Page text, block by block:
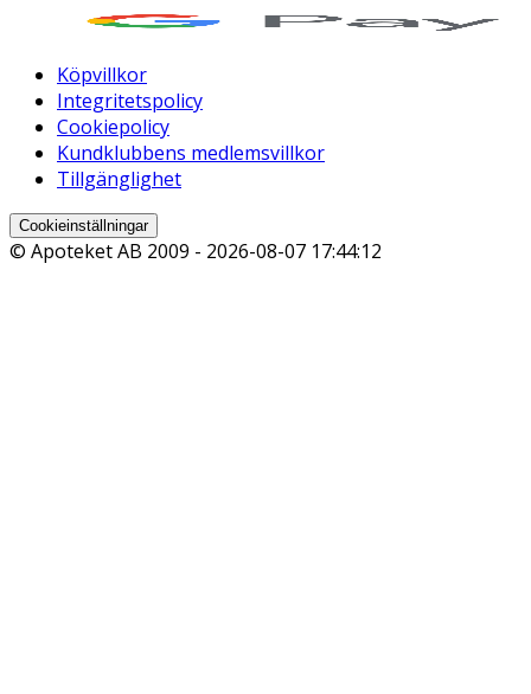
Köpvillkor
Integritetspolicy
Cookiepolicy
Kundklubbens medlemsvillkor
Tillgänglighet
Cookieinställningar
© Apoteket AB 2009 - 2026-08-07 17:44:12